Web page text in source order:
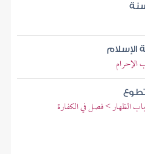
الإسلام
الإحرام
الظهار > فصل في الكفارة